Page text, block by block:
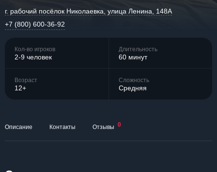
г. рабочий посёлок Николаевка, улица Ленина, 148А
+7 (800) 600-36-92
Кол-во игроков
2-9 человек
Длительность
60 минут
Возраст
12+
Сложность
Средняя
Описание Контакты Отзывы 0